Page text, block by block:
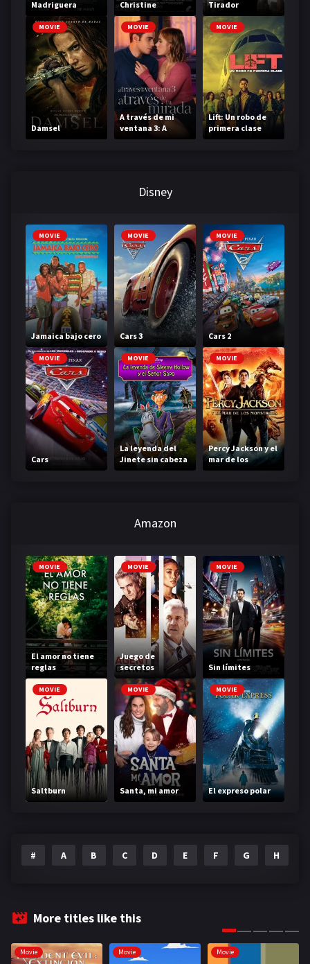
Madriguera Christine Tirador
MOVIE
Damsel
MOVIE
A través de mi
ventana 3: A
través de tu
MOVIE
Lift: Un robo de
primera clase
Disney
MOVIE
Jamaica bajo cero
MOVIE
Cars 3
MOVIE
Cars 2
MOVIE
Cars
MOVIE
La leyenda del
Jinete sin cabeza
MOVIE
Percy Jackson y el
mar de los
monstruos
Amazon
MOVIE
El amor no tiene
reglas
MOVIE
Juego de
secretos
MOVIE
Sin límites
MOVIE
Saltburn
MOVIE
Santa, mi amor
MOVIE
El expreso polar
# A B C D E F G H
More titles like this
Movie Movie Movie